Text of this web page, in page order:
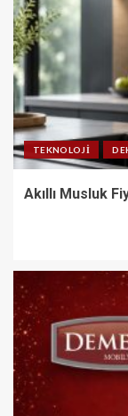
TEKNOLOJI
Akıllı Musluk